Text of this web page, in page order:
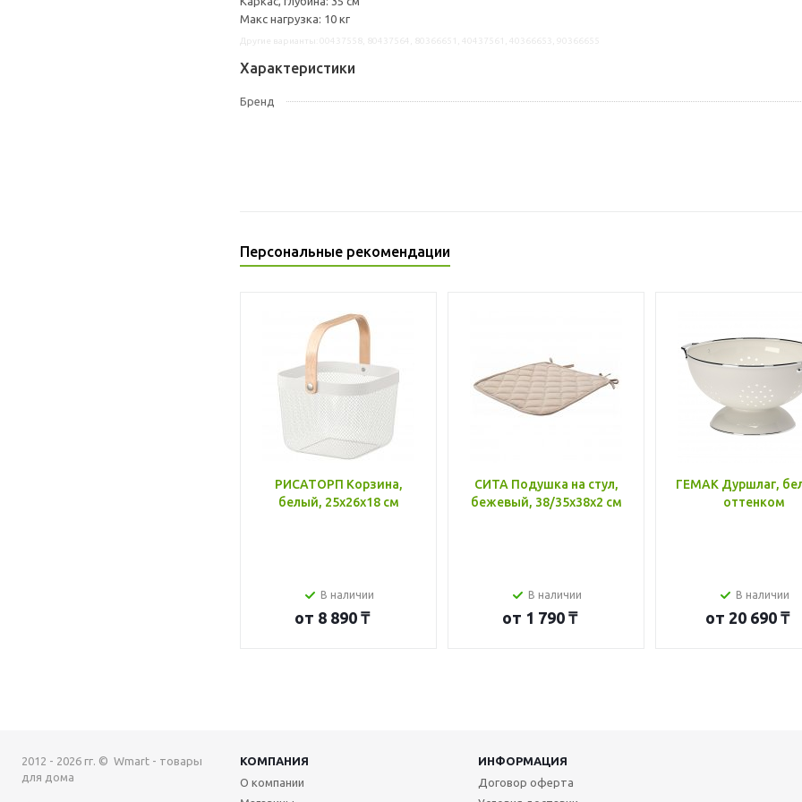
Макс нагрузка: 10 кг
Характеристики
Бренд
Персональные рекомендации
РИСАТОРП Корзина,
белый, 25x26x18 см
В наличии
от 8 890 ₸
СИТА Подушка на стул,
бежевый, 38/35x38x2 см
В наличии
от 1 790 ₸
ГЕМАК Дуршлаг,
оттенком
В наличии
от 20 690 ₸
2012 - 2026 гг. © Wmart - товары
для дома
КОМПАНИЯ
ИНФОРМАЦИЯ
О компании
Договор оферта